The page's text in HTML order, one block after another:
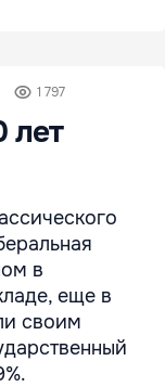
1 797
лет
в
еще в
своим